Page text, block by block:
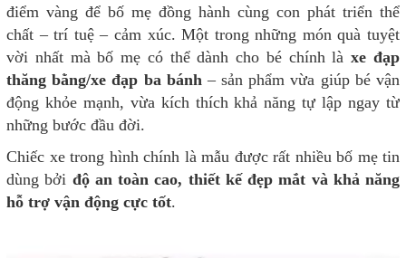
điểm vàng để bố mẹ đồng hành cùng con phát triển thể
chất – trí tuệ – cảm xúc. Một trong những món quà tuyệt
vời nhất mà bố mẹ có thể dành cho bé chính làxe đạp
thăng bằng/xe đạp ba bánh– sản phẩm vừa giúp bé vận
động khỏe mạnh, vừa kích thích khả năng tự lập ngay từ
những bước đầu đời.
Chiếc xe trong hình chính là mẫu được rất nhiều bố mẹ tin
dùng bởi độ an toàn cao, thiết kế đẹp mắt và khả năng
hỗ trợ vận động cực tốt.